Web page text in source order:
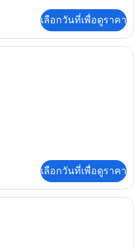
เลือกวันที่เพื่อดูราคา
ห้องเอ็กซ์คลูซีฟดับเบิล | เครื่องนอนร
เลือกวันที่เพื่อดูราคา
ห้องดีลักซ์ (Grand) | เครื่องนอนระดับ